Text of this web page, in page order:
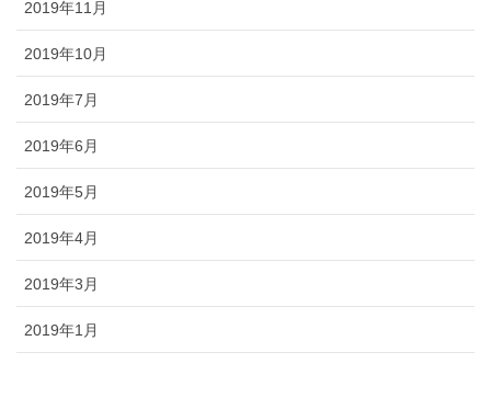
2019年11月
2019年10月
2019年7月
2019年6月
2019年5月
2019年4月
2019年3月
2019年1月